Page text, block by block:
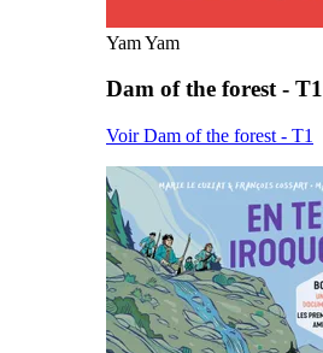
Yam Yam
Dam of the forest - T1
Voir Dam of the forest - T1